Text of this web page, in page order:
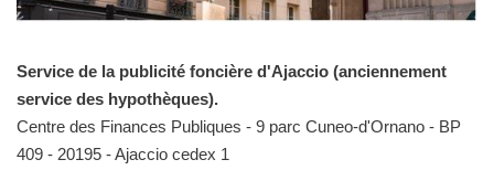
Service de la publicité foncière d'Ajaccio (anciennement
service des hypothèques).
Centre des Finances Publiques - 9 parc Cuneo-d'Ornano - BP
409 - 20195 - Ajaccio cedex 1